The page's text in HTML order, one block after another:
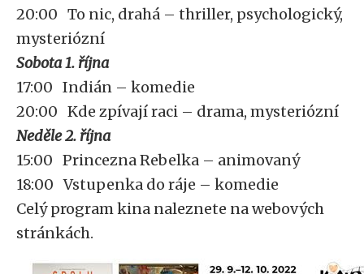
20:00 To nic, drahá – thriller, psychologický,
mysteriózní
Sobota 1. října
17:00 Indián – komedie
20:00 Kde zpívají raci – drama, mysteriózní
Neděle 2. října
15:00 Princezna Rebelka – animovaný
18:00 Vstupenka do ráje – komedie
Celý program kina naleznete na webových
stránkách.